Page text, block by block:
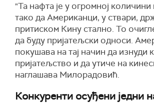
"Та нафта је у огромној
тако да Американци, у ствари,
притиском Кину стално. То
да буду пријатељски односи.
покушава на тај начин да изнуди
пријатељство и да утиче на
наглашава Милорадовић.
Конкуренти осуђени једни